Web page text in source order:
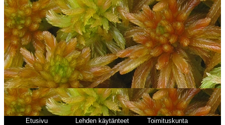
Etusivu Lehden käytänteet
Toimituskunta